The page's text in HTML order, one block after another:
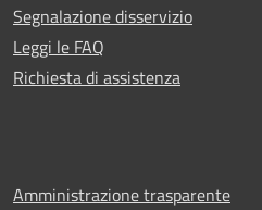
Segnalazione disservizio
Leggi le FAQ
Richiesta di assistenza
Amministrazione trasparente